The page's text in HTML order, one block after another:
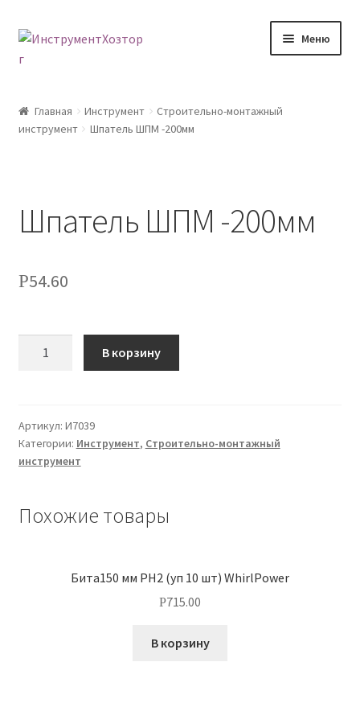
Перейти
Перейти
Меню
Возврат товара
Каталог
Мой аккаунт
Оплата
Оформление заказа
Политика конфиденциальности
Главная Инструмент
Строительно-монтажный
инструмент
Шпатель ШПМ -200мм
Шпатель ШПМ -200мм
Р54.60
В корзину
Артикул: И7039
Категории: Инструмент, Строительно-монтажный
инструмент
Похожие товары
Бита150 мм РН2 (уп 10 шт) WhirlPower
Р715.00
В корзину